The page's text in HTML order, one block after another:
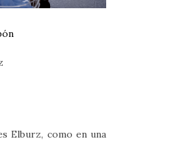
Elburz, como en una